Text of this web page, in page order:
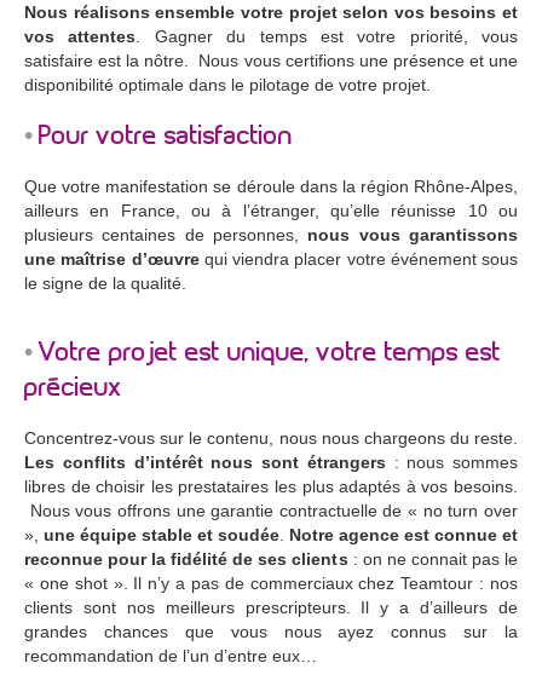
Nous réalisons ensemble votre projet selon vos besoins et
vos attentes . Gagner du temps est votre priorité, vous
satisfaire est la nôtre. Nous vous certifions une présence et une
disponibilité optimale dans le pilotage de votre projet.
Pour votre satisfaction
Que votre manifestation se déroule dans la région Rhône-Alpes,
ailleurs en France, ou à l’étranger, qu’elle réunisse 10 ou
plusieurs centaines de personnes, nous vous garantissons
une maîtrise d’œuvrequi viendra placer votre événement sous
le signe de la qualité.
Votre projet est unique, votre temps est
précieux
Concentrez-vous sur le contenu, nous nous chargeons du reste.
Les conflits d’intérêt nous sont étrangers : nous sommes
libres de choisir les prestataires les plus adaptés à vos besoins.
Nous vous offrons une garantie contractuelle de « no turn over
», une équipe stable et soudée Notre agence est connue et
reconnue pour la fidélité de ses clients : on ne connait pas le
« one shot ». Il n’y a pas de commerciaux chez Teamtour : nos
clients sont nos meilleurs prescripteurs. Il y a d’ailleurs de
grandes chances que vous nous ayez connus sur la
recommandation de l’un d’entre eux…